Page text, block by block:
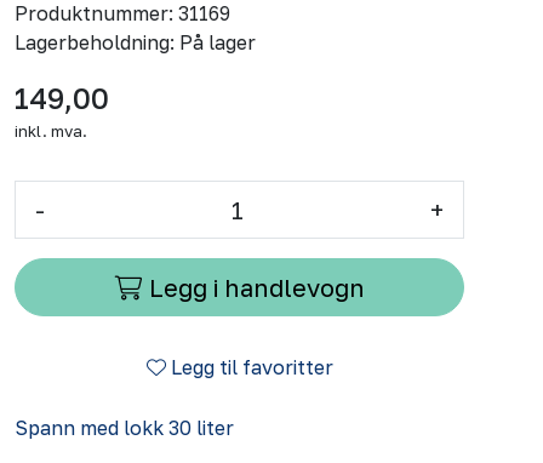
Produktnummer: 31169
Lagerbeholdning: På lager
149,00
inkl. mva.
- +
Legg i handlevogn
Legg til favoritter
Spann med lokk 30 liter